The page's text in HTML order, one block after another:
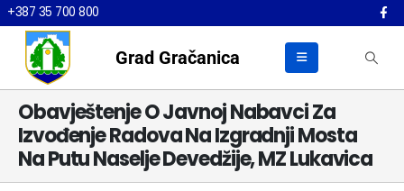
+387 35 700 800
Grad Gračanica
Obavještenje O Javnoj Nabavci Za
Izvođenje Radova Na Izgradnji Mosta
Na Putu Naselje Devedžije, MZ Lukavica